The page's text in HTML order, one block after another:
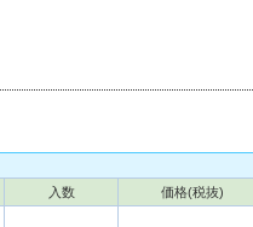
入数 価格(税抜)